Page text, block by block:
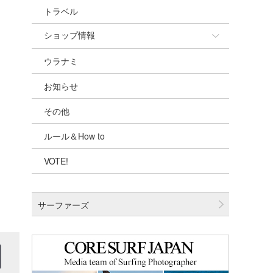
トラベル
ショップ情報
ショップ情報
湘南
千葉北
伊豆
千葉南
四国
沖縄
ウラナミ
お知らせ
その他
ルール＆How to
VOTE!
サーファーズ